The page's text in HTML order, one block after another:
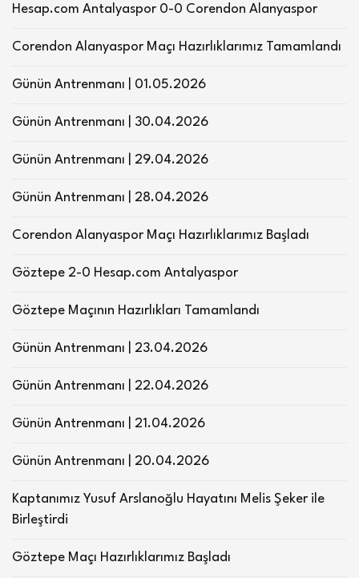
Hesap.com Antalyaspor 0-0 Corendon Alanyaspor
Corendon Alanyaspor Maçı Hazırlıklarımız Tamamlandı
Günün Antrenmanı | 01.05.2026
Günün Antrenmanı | 30.04.2026
Günün Antrenmanı | 29.04.2026
Günün Antrenmanı | 28.04.2026
Corendon Alanyaspor Maçı Hazırlıklarımız Başladı
Göztepe 2-0 Hesap.com Antalyaspor
Göztepe Maçının Hazırlıkları Tamamlandı
Günün Antrenmanı | 23.04.2026
Günün Antrenmanı | 22.04.2026
Günün Antrenmanı | 21.04.2026
Günün Antrenmanı | 20.04.2026
Kaptanımız Yusuf Arslanoğlu Hayatını Melis Şeker ile
Birleştirdi
Göztepe Maçı Hazırlıklarımız Başladı